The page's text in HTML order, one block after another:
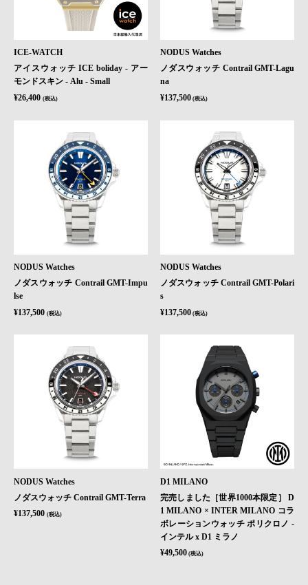
ICE-WATCH
アイスウォッチ ICE boliday - アー
モンドスキン - Alu - Small
¥26,400 (税込)
NODUS Watches
ノダスウォッチ Contrail GMT-Lagu
na
¥137,500 (税込)
NODUS Watches
ノダスウォッチ Contrail GMT-Impu
lse
¥137,500 (税込)
NODUS Watches
ノダスウォッチ Contrail GMT-Polari
s
¥137,500 (税込)
NODUS Watches
ノダスウォッチ Contrail GMT-Terra
¥137,500 (税込)
D1 MILANO
完売しました［世界1000本限定］ D
1 MILANO × INTER MILANO コラ
ボレーションウォッチ ポリクロノ -
インテル x D1 ミラノ
¥49,500 (税込)